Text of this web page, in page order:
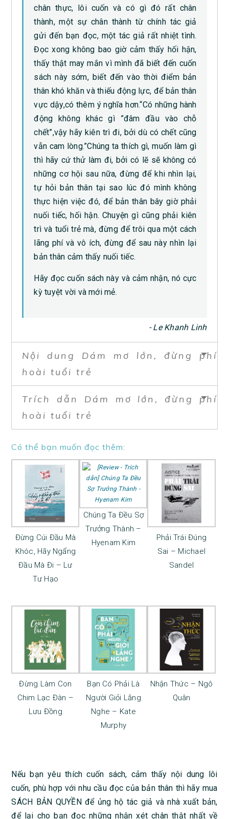
chân thực, lôi cuốn và có gì đó rất chân
thành, một sự chân thành từ chính tác giả
gửi đến bạn đọc, một tác giả rất nhiệt tình.
Đọc xong không bao giờ cảm thấy hối hận,
thấy thật may mắn vì mình đã biết đến cuốn
sách này sớm, biết đến vào thời điểm bản
thân khó khăn và thiếu động lực, để bản thân
vực dậy,có thêm ý nghĩa hơn.“Có những hành
động không khác gì ”đâm đầu vào chỗ
chết”,vậy hãy kiên trì đi, bởi dù có chết cũng
vẫn cam lòng.”Chúng ta thích gì, muốn làm gì
thì hãy cứ thử làm đi, bởi có lẽ sẽ không có
những cơ hội sau nữa, đừng để khi nhìn lại,
tự hỏi bản thân tại sao lúc đó mình không
thực hiện việc đó, để bản thân bây giờ phải
nuối tiếc, hối hận. Chuyện gì cũng phải kiên
trì và tuổi trẻ mà, đừng để trôi qua một cách
lãng phí và vô ích, đừng để sau này nhìn lại
bản thân cảm thấy nuối tiếc.
Hãy đọc cuốn sách này và cảm nhận, nó cực
kỳ tuyệt vời và mới mẻ.
‎- Le Khanh Linh‎
Nội dung Dám mơ lớn, đừng phí
hoài tuổi trẻ
Trích dẫn Dám mơ lớn, đừng phí
hoài tuổi trẻ
Có thể bạn muốn đọc thêm:
Đừng Cúi Đầu Mà
Khóc, Hãy Ngẩng
Đầu Mà Đi – Lư
Tư Hạo
Chúng Ta Đều Sợ
Trưởng Thành –
Hyenam Kim
Phải Trái Đúng
Sai – Michael
Sandel
Đừng Làm Con
Chim Lạc Đàn –
Lưu Đồng
Bạn Có Phải Là
Người Giỏi Lắng
Nghe – Kate
Murphy
Nhận Thức – Ngô
Quân
Nếu bạn yêu thích cuốn sách, cảm thấy nội dung lôi
cuốn, phù hợp với nhu cầu đọc của bản thân thì hãy mua
SÁCH BẢN QUYỀN để ủng hộ tác giả và nhà xuất bản,
để lại cho bạn đọc những nhận xét chân thật nhất về